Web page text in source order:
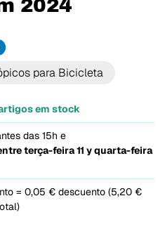
2024
para Bicicleta
em stock
das 15h e
terça-feira 11 y quarta-feira
= 0,05 € descuento (5,20 €